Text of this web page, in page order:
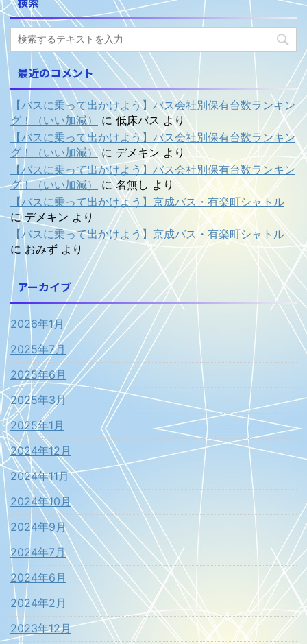
最近のコメント
【バスに乗って出かけよう】バス会社別保有台数ランキン
グ！（いい加減）
に低床バス より
【バスに乗って出かけよう】バス会社別保有台数ランキン
グ！（いい加減）に デメキン より
【バスに乗って出かけよう】バス会社別保有台数ランキン
グ！（いい加減）
に名無し より
【バスに乗って出かけよう】京成バス・有楽町シャトル
にデメキン より
【バスに乗って出かけよう】京成バス・有楽町シャトル
におみず より
アーカイブ
2026年1月
2025年7月
2025年6月
2025年3月
2025年1月
2024年12月
2024年11月
2024年10月
2024年9月
2024年7月
2024年6月
2024年2月
2023年12月